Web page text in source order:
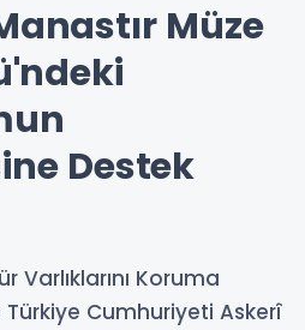
Müze
Destek
Varlıklarını Koruma
Türkiye Cumhuriyeti Askerî